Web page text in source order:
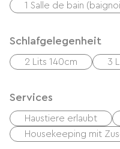
1 Salle de bain
Schlafgelegenheit
2 Lits 140cm 3
Services
Haustiere erlaubt
Housekeeping mit